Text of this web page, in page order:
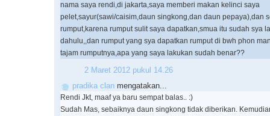
nama saya rendi,di jakarta,saya memberi makan kelinci saya
pelet,sayur(sawi/caisim,daun singkong,dan daun pepaya),dan
rumput,karena rumput sulit saya dapatkan,smua itu sudah sya
dahulu,,dan rumput yang sya dapatkan rumput di bwh phon
tajam rumputnya,apa yang saya lakukan sudah benar??
2 Maret 2012 pukul 14.26
pradika clan mengatakan...
Rendi Jkt, maaf ya baru sempat balas.. :)
Sudah Mas, sebaiknya daun singkong tidak diberikan.